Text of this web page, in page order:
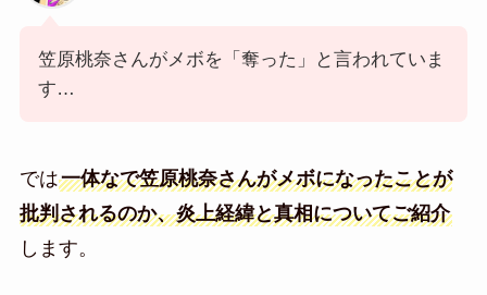
笠原桃奈さんがメボを「奪った」と言われていま
す…
では一体なで笠原桃奈さんがメボになったことが
批判されるのか、炎上経緯と真相についてご紹介
します。